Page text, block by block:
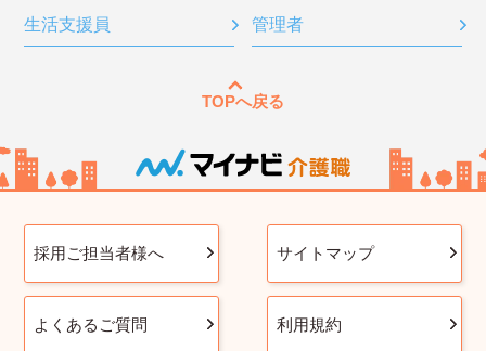
生活支援員 管理者
TOPへ戻る
採用ご担当者様へ サイトマップ
よくあるご質問 利用規約